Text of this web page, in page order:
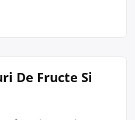
De Fructe Si